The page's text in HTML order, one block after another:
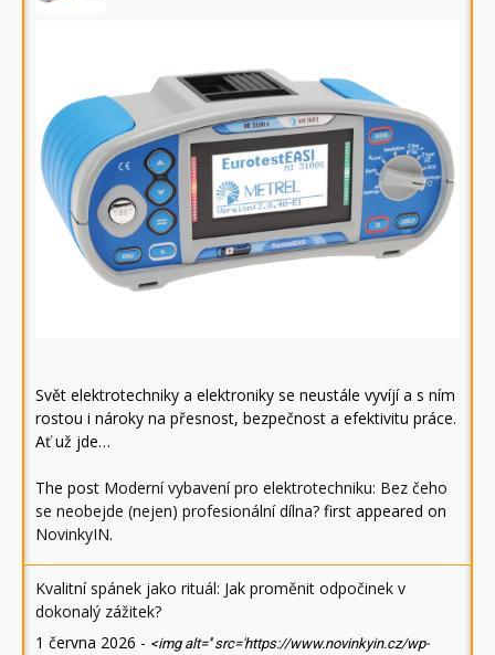
Svět elektrotechniky a elektroniky se neustále vyvíjí a s ním
rostou i nároky na přesnost, bezpečnost a efektivitu práce.
Ať už jde…
The post Moderní vybavení pro elektrotechniku: Bez čeho
se neobejde (nejen) profesionální dílna? first appeared on
NovinkyIN.
Kvalitní spánek jako rituál: Jak proměnit odpočinek v
dokonalý zážitek?
1 června 2026 - <img alt='' src='https://www.novinkyin.cz/wp-